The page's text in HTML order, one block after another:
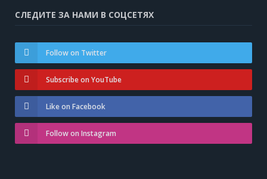
СЛЕДИТЕ ЗА НАМИ В СОЦСЕТЯХ
Follow on Twitter
Subscribe on YouTube
Like on Facebook
Follow on Instagram